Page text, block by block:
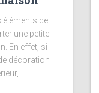
de
une petite
En effet, si
décoration